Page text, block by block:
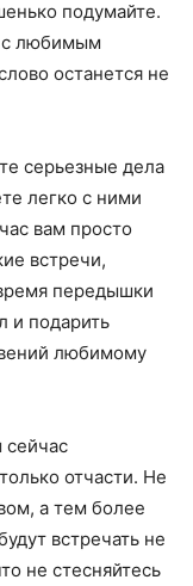
подумайте.
с любимым
останется не
серьезные дела
легко с ними
вам просто
встречи,
передышки
и подарить
любимому
сейчас
отчасти. Не
а тем более
встречать не
не стесняйтесь